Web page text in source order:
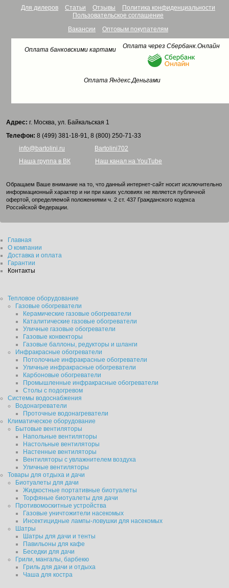
Для дилеров Статьи Отзывы
Политика конфиденциальности
Пользовательское соглашение
Вакансии
Оптовым покупателям
Оплата банковскими картами Оплата через Сбербанк.Онлайн
Оплата Яндекс.Деньгами
Адрес: г. Москва, ул. Байкальская 1
Телефон: 8 (499) 381-18-91, 8 (800) 250-71-33
info@bartolini.ru
Bartolini702
Наша группа в ВК
Наш канал на YouTube
Обращаем Ваше внимание на то, что данный интернет-сайт носит исключительно
информационный характер и ни при каких условиях не является публичной
офертой, определяемой положениями ч. 2 ст. 437 Гражданского кодекса
Российской Федерации.
Главная
О компании
Доставка и оплата
Гарантии
Контакты
Тепловое оборудование
Газовые обогреватели
Керамические газовые обогреватели
Каталитические газовые обогреватели
Уличные газовые обогреватели
Газовые конвекторы
Газовые баллоны, редукторы и шланги
Инфракрасные обогреватели
Потолочные инфракрасные обогреватели
Уличные инфракрасные обогреватели
Карбоновые обогреватели
Промышленные инфракрасные обогреватели
Столы с подогревом
Системы водоснабжения
Водонагреватели
Проточные водонагреватели
Климатическое оборудование
Бытовые вентиляторы
Напольные вентиляторы
Настольные вентиляторы
Настенные вентиляторы
Вентиляторы с увлажнителем воздуха
Уличные вентиляторы
Товары для отдыха и дачи
Биотуалеты для дачи
Жидкостные портативные биотуалеты
Торфяные биотуалеты для дачи
Противомоскитные устройства
Газовые уничтожители насекомых
Инсектицидные лампы-ловушки для насекомых
Шатры
Шатры для дачи и тенты
Павильоны для кафе
Беседки для дачи
Грили, мангалы, барбекю
Гриль для дачи и отдыха
Чаша для костра